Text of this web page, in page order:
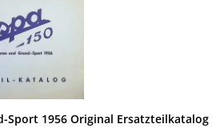
Sport 1956 Original Ersatzteilkatalog